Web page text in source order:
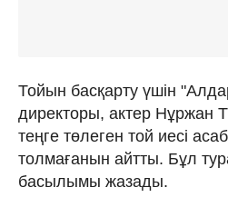
Тойын басқарту үшін
директоры, актер Нұржан
теңге төлеген той иесі
толмағанын айтты. Бұл
басылымы жазады.